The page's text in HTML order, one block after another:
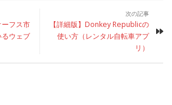
フス市
ウェブ
次の記事
【詳細版】Donkey Republicの
使い方（レンタル自転車アプ
リ）